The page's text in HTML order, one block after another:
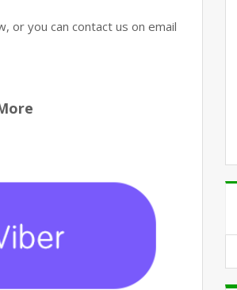
or you can contact us on email